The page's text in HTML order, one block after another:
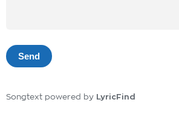
Songtext powered by LyricFind